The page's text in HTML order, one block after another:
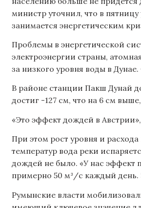
министр уточнил, что в
занимается энергетическим
Проблемы в энергетической
электроэнергии страны,
за низкого уровня воды в
В районе станции Пакш Дунай
достиг -127 см, что на 6 см
«Это эффект дождей в
При этом рост уровня и
температур вода реки
дождей не было. «У нас эффект
примерно 50 м³/с каждый
Румынские власти